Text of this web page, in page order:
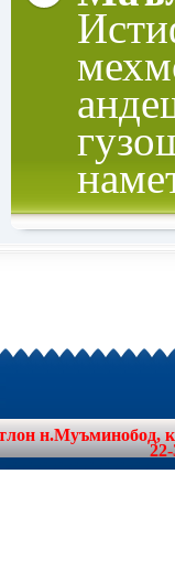
н.Муъминобод,